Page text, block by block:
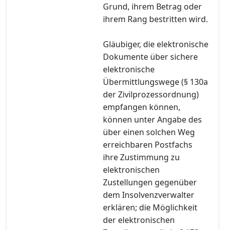
Grund, ihrem Betrag oder
ihrem Rang bestritten wird.
Gläubiger, die elektronische
Dokumente über sichere
elektronische
Übermittlungswege (§ 130a
der Zivilprozessordnung)
empfangen können,
können unter Angabe des
über einen solchen Weg
erreichbaren Postfachs
ihre Zustimmung zu
elektronischen
Zustellungen gegenüber
dem Insolvenzverwalter
erklären; die Möglichkeit
der elektronischen